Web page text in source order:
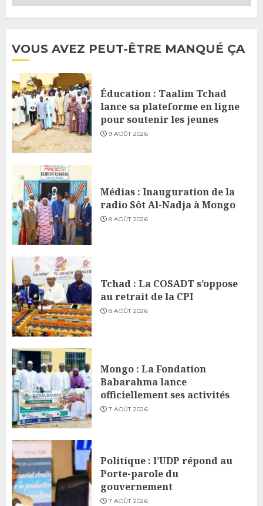
VOUS AVEZ PEUT-ÊTRE MANQUÉ ÇA
Éducation : Taalim Tchad
lance sa plateforme en ligne
pour soutenir les jeunes
9 AOÛT 2026
Médias : Inauguration de la
radio Sôt Al-Nadja à Mongo
8 AOÛT 2026
Tchad : La COSADT s’oppose
au retrait de la CPI
8 AOÛT 2026
Mongo : La Fondation
Babarahma lance
officiellement ses activités
7 AOÛT 2026
Politique : l’UDP répond au
Porte-parole du
gouvernement
7 AOÛT 2026